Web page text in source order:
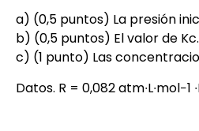
a) (0,5 puntos) La presión
b) (0,5 puntos) El valor de Kc.
c) (1 punto) Las
Datos. R = 0,082 atm∙L∙mol−1